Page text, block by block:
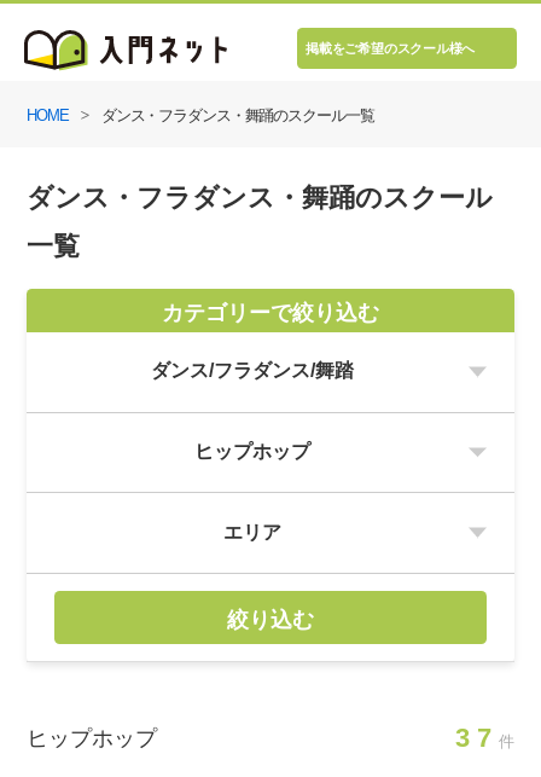
掲載をご希望のスクール様へ
HOME ダンス・フラダンス・舞踊のスクール一覧
ダンス・フラダンス・舞踊のスクール
一覧
カテゴリーで絞り込む
絞り込む
ヒップホップ 37 件